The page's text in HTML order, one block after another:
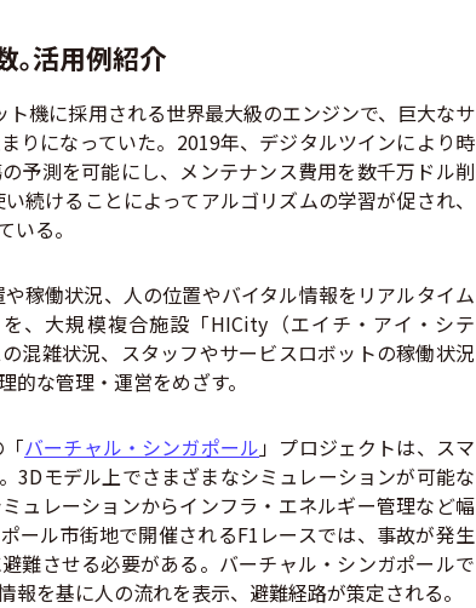
。活用例紹介
機に採用される世界最大級のエンジンで、巨大なサ
りになっていた。2019年、デジタルツインにより時
予測を可能にし、メンテナンス費用を数千万ドル削
続けることによってアルゴリズムの学習が促され、
る。
稼働状況、人の位置やバイタル情報をリアルタイム
、大規模複合施設「HICity（エイチ・アイ・シテ
混雑状況、スタッフやサービスロボットの稼働状況
な管理・運営をめざす。
バーチャル・シンガポール 」プロジェクトは、スマ
3Dモデル上でさまざまなシミュレーションが可能な
ュレーションからインフラ・エネルギー管理など幅
ール市街地で開催されるF1レースでは、事故が発生
難させる必要がある。バーチャル・シンガポールで
を基に人の流れを表示、避難経路が策定される。